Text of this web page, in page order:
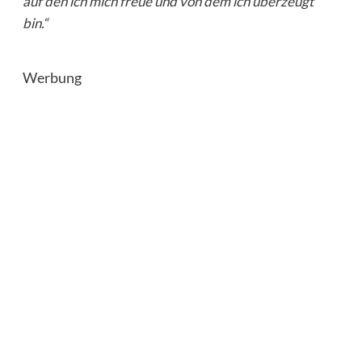
bin.“
Werbung